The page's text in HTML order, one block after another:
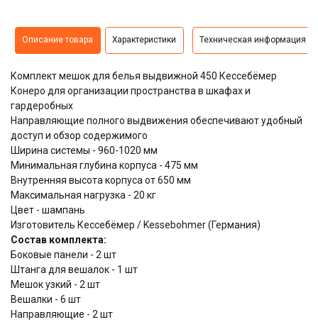
Описание товара Характеристики Техническая информация
Комплект мешок для белья выдвижной 450 Кессебёмер
Конеро для организации пространства в шкафах и
гардеробных
Направляющие полного выдвижения обеспечивают удобный
доступ и обзор содержимого
Ширина системы - 960-1020 мм
Минимальная глубина корпуса - 475 мм
Внутренняя высота корпуса от 650 мм
Максимальная нагрузка - 20 кг
Цвет - шампань
Изготовитель Кессебёмер / Kessebohmer (Германия)
Состав комплекта:
Боковые панели - 2 шт
Штанга для вешалок - 1 шт
Мешок узкий - 2 шт
Вешалки - 6 шт
Направляющие - 2 шт